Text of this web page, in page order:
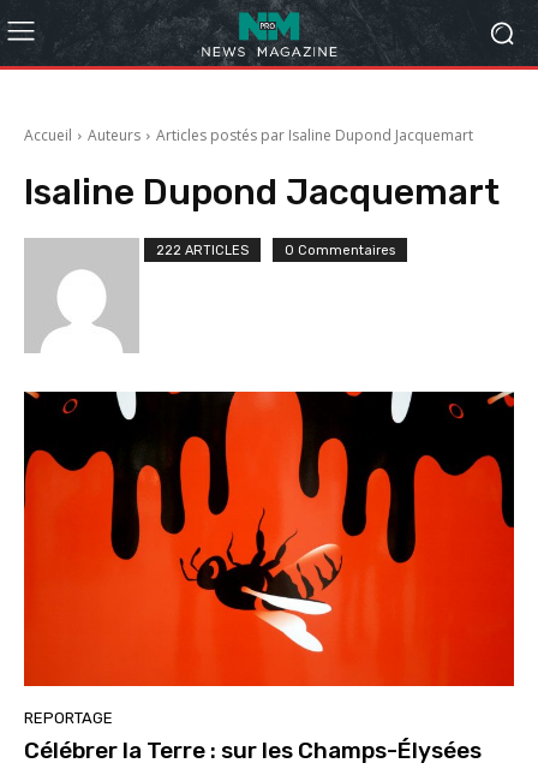
Accueil Auteurs Articles postés par Isaline Dupond Jacquemart
Isaline Dupond Jacquemart
222 ARTICLES 0 Commentaires
REPORTAGE
Célébrer la Terre : sur les Champs-Élysées